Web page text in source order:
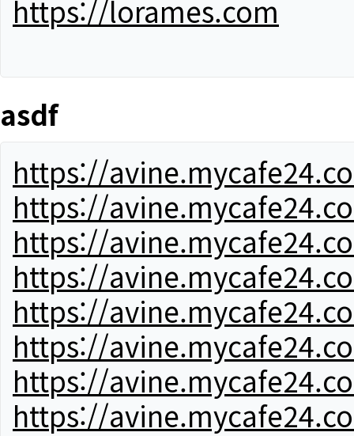
https://lorames.com
asdf
https://
https://
https://
https://
https://
https://
https://
https://